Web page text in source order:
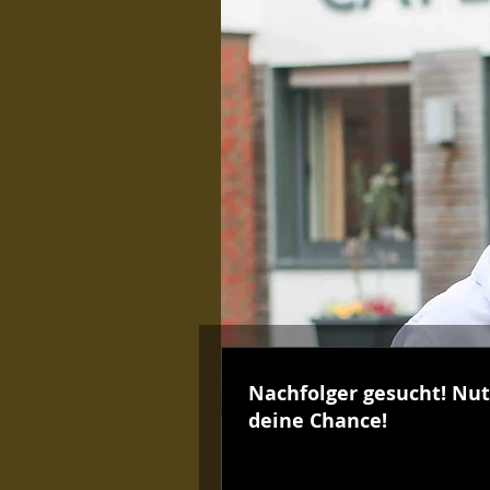
Nachfolger gesucht!
deine Chance!